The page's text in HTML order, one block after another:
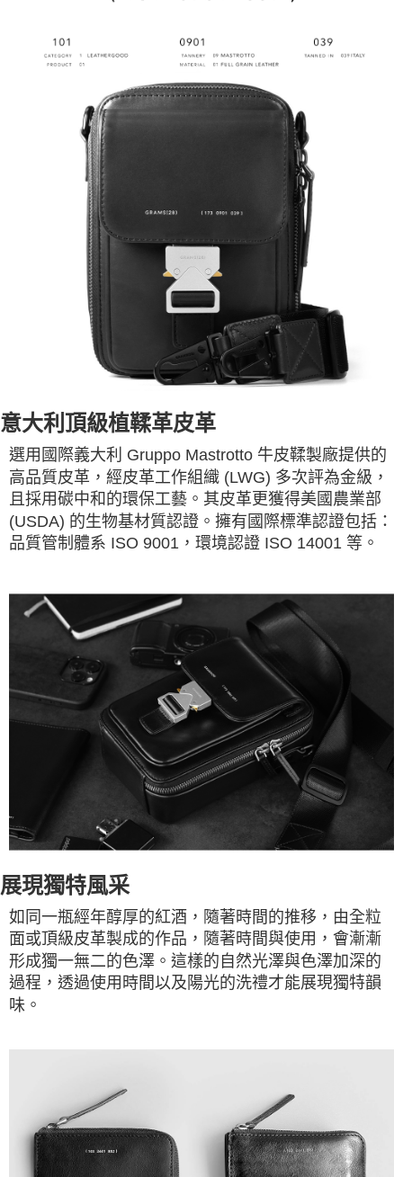
意大利頂級植鞣革皮革
選用國際義大利 Gruppo Mastrotto 牛皮鞣製廠提供的
高品質皮革，經皮革工作組織 (LWG) 多次評為金級，
且採用碳中和的環保工藝。其皮革更獲得美國農業部
(USDA) 的生物基材質認證。擁有國際標準認證包括：
品質管制體系 ISO 9001，環境認證 ISO 14001 等。
展現獨特風采
如同一瓶經年醇厚的紅酒，隨著時間的推移，由全粒
面或頂級皮革製成的作品，隨著時間與使用，會漸漸
形成獨一無二的色澤。這樣的自然光澤與色澤加深的
過程，透過使用時間以及陽光的洗禮才能展現獨特韻
味。